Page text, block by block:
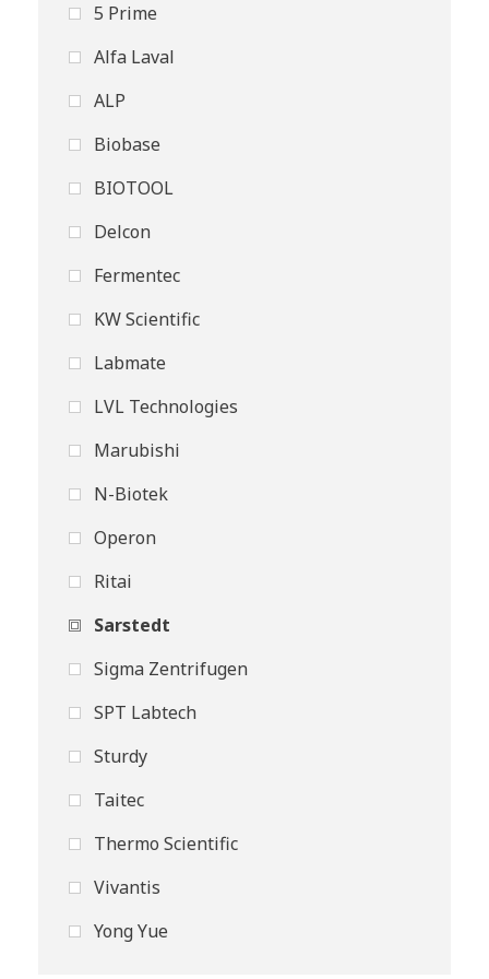
5 Prime
Alfa Laval
ALP
Biobase
BIOTOOL
Delcon
Fermentec
KW Scientific
Labmate
LVL Technologies
Marubishi
N-Biotek
Operon
Ritai
Sarstedt
Sigma Zentrifugen
SPT Labtech
Sturdy
Taitec
Thermo Scientific
Vivantis
Yong Yue